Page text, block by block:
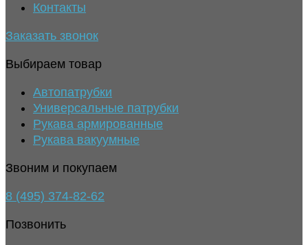
Контакты
Заказать звонок
Выбираем товар
Автопатрубки
Универсальные патрубки
Рукава армированные
Рукава вакуумные
Звоним и покупаем
8 (495) 374-82-62
Позвонить